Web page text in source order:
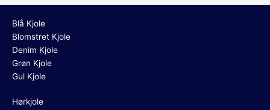
Blå Kjole
Blomstret Kjole
Denim Kjole
Grøn Kjole
Gul Kjole
Hørkjole